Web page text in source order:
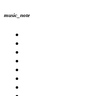
music_note